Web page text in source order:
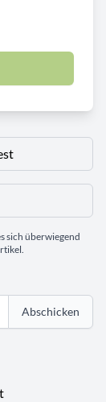
sich überwiegend
Abschicken